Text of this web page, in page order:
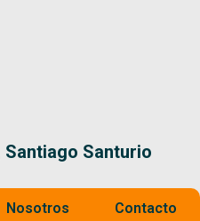
Santiago Santurio
Nosotros Contacto